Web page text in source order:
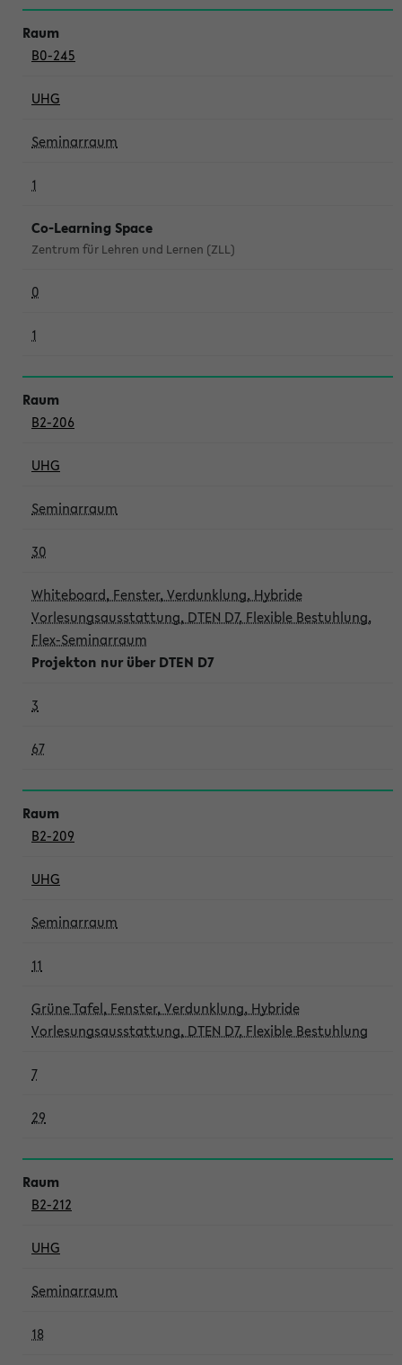
B0-245
UHG
Seminarraum
1
Co-Learning Space
Zentrum für Lehren und Lernen (ZLL)
0
1
B2-206
UHG
Seminarraum
30
Whiteboard, Fenster, Verdunklung, Hybride
Vorlesungsausstattung, DTEN D7, Flexible Bestuhlung,
Flex-Seminarraum
Projekton nur über DTEN D7
3
67
B2-209
UHG
Seminarraum
11
Grüne Tafel, Fenster, Verdunklung, Hybride
Vorlesungsausstattung, DTEN D7, Flexible Bestuhlung
7
29
B2-212
UHG
Seminarraum
18